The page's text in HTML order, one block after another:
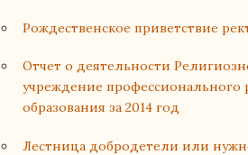
Рождественское приветствие
Отчет о деятельности
учреждение профессионального
образования за 2014 год
Лестница добродетели или